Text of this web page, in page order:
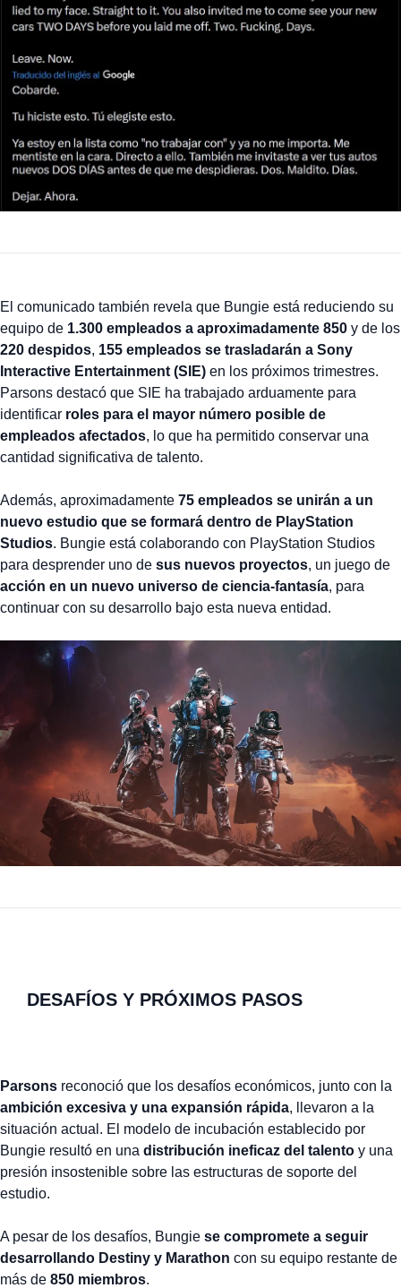
El comunicado también revela que Bungie está reduciendo su
equipo de 1.300 empleados a aproximadamente 850 y de los
220 despidos, 155 empleados se trasladarán a Sony
Interactive Entertainment (SIE) en los próximos trimestres.
Parsons destacó que SIE ha trabajado arduamente para
identificar roles para el mayor número posible de
empleados afectados, lo que ha permitido conservar una
cantidad significativa de talento.
Además, aproximadamente 75 empleados se unirán a un
nuevo estudio que se formará dentro de PlayStation
Studios. Bungie está colaborando con PlayStation Studios
para desprender uno de sus nuevos proyectos, un juego de
acción en un nuevo universo de ciencia-fantasía, para
continuar con su desarrollo bajo esta nueva entidad.
DESAFÍOS Y PRÓXIMOS PASOS
Parsons reconoció que los desafíos económicos, junto con la
ambición excesiva y una expansión rápida, llevaron a la
situación actual. El modelo de incubación establecido por
Bungie resultó en una distribución ineficaz del talento y una
presión insostenible sobre las estructuras de soporte del
estudio.
A pesar de los desafíos, Bungie se compromete a seguir
desarrollando Destiny y Marathon con su equipo restante de
más de 850 miembros.